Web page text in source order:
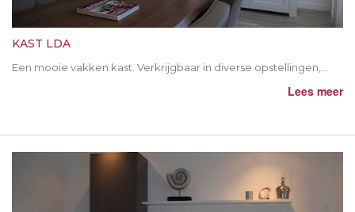
KAST LDA
Een mooie vakken kast. Verkrijgbaar in diverse opstellingen,...
Lees meer